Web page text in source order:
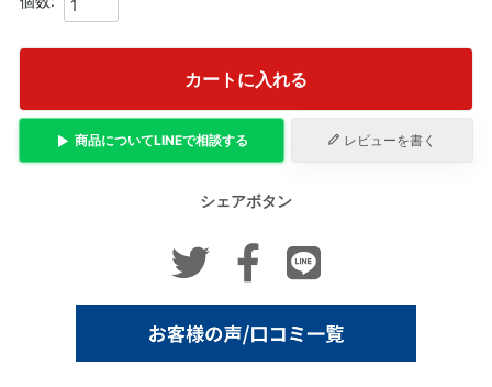
カートに入れる
商品についてLINEで相談する レビューを書く
シェアボタン